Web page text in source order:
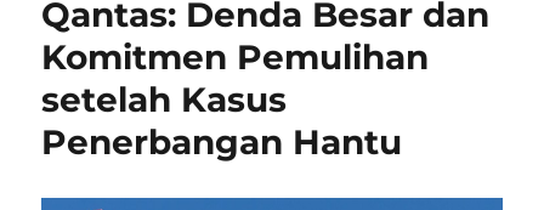
Qantas: Denda Besar dan
Komitmen Pemulihan
setelah Kasus
Penerbangan Hantu